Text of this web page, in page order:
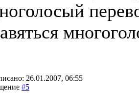
26.01.2007, 06:55
#5